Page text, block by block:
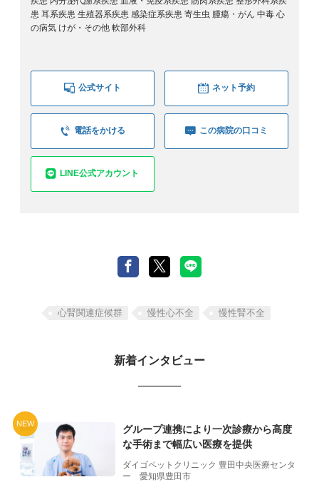
患 耳系疾患 生殖器系疾患 感染症系疾患 寄生虫 腫瘍・がん 中毒 心
の病気 けが・その他 軟部外科
公式サイト ネット予約
電話をかける この病院の口コミ
LINE公式アカウント
心腎関連症候群 慢性心不全 慢性腎不全
新着インタビュー
NEW
グループ連携により一次診療から高度
な手術まで幅広い医療を提供
ダイゴペットクリニック 豊田中央医療センタ
ー 愛知県豊田市